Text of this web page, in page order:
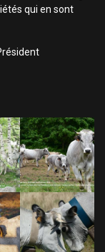
qui en sont